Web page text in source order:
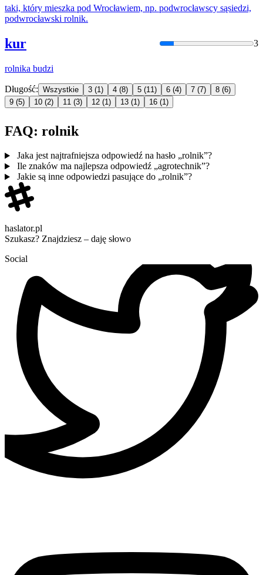
taki, który mieszka pod Wrocławiem, np. podwrocławscy sąsiedzi,
podwrocławski rolnik.
kur 3
rolnika budzi
Długość: Wszystkie 3 (1) 4 (8) 5 (11) 6 (4) 7 (7) 8 (6)
9 (5) 10 (2) 11 (3) 12 (1) 13 (1) 16 (1)
FAQ: rolnik
Jaka jest najtrafniejsza odpowiedź na hasło „rolnik”?
Ile znaków ma najlepsza odpowiedź „agrotechnik”?
Jakie są inne odpowiedzi pasujące do „rolnik”?
haslator.pl
Szukasz? Znajdziesz – daję słowo
Social